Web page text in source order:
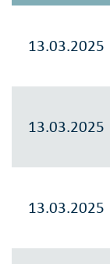
13.03.2025
13.03.2025
13.03.2025